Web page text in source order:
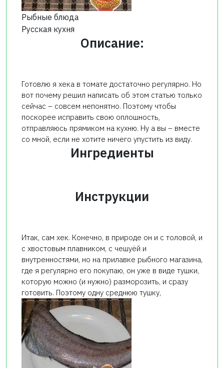
Рыбные блюда
Русская кухня
Описание:
Готовлю я хека в томате достаточно регулярно. Но
вот почему решил написать об этом статью только
сейчас – совсем непонятно. Поэтому чтобы
поскорее исправить свою оплошность,
отправляюсь прямиком на кухню. Ну а вы – вместе
со мной, если не хотите ничего упустить из виду.
Ингредиенты
Инструкции
Итак, сам хек. Конечно, в природе он и с толовой, и
с хвостовым плавником, с чешуёй и
внутренностями, но на прилавке рыбного магазина,
где я регулярно его покупаю, он уже в виде тушки,
которую можно (и нужно) разморозить, и сразу
готовить. Поэтому одну среднюю тушку,